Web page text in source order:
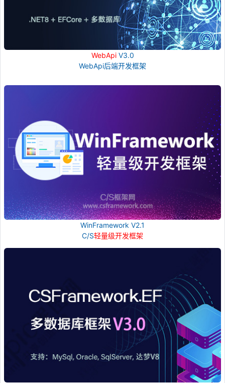
WebApiV3.0
WebApi后端开发框架
WinFramework V2.1
C/S轻量级开发框架